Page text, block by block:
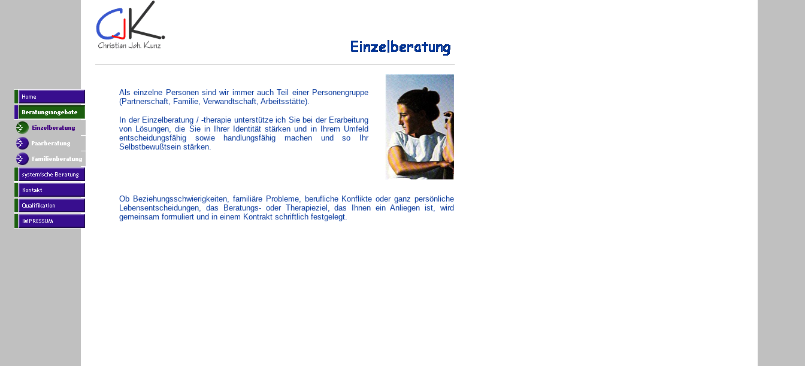
Als einzelne Personen sind wir immer auch Teil einer Personengruppe
(Partnerschaft, Familie, Verwandtschaft, Arbeitsstätte).
In der Einzelberatung / -therapie unterstütze ich Sie bei der Erarbeitung
von Lösungen, die Sie in Ihrer Identität stärken und in Ihrem Umfeld
entscheidungsfähig sowie handlungsfähig machen und so Ihr
Selbstbewußtsein stärken.
Ob Beziehungsschwierigkeiten, familiäre Probleme, berufliche Konflikte oder ganz persönliche
Lebensentscheidungen, das Beratungs- oder Therapieziel, das Ihnen ein Anliegen ist, wird
gemeinsam formuliert und in einem Kontrakt schriftlich festgelegt.